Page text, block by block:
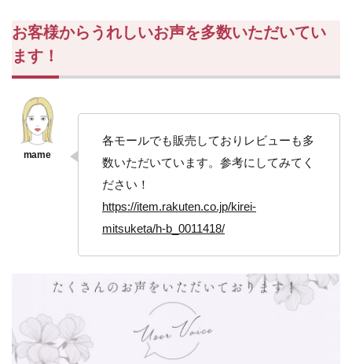
お客様から うれしいお声を多数いただいてい
ます！
各モールでも販売しておりレビューも多
数いただいています。参考にしてみてく
ださい！
https://item.rakuten.co.jp/kirei-
mitsuketa/h-b_0011418/